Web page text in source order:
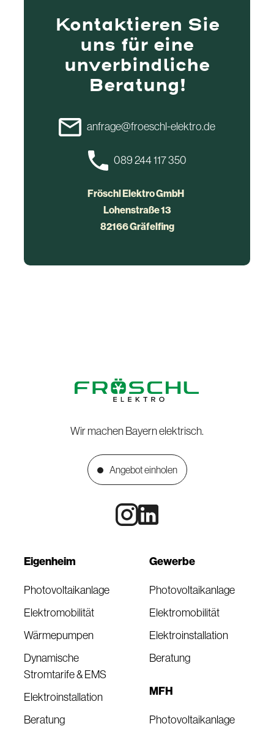
Kontaktieren Sie
uns für eine
unverbindliche
Beratung!
anfrage@froeschl-elektro.de
089 244 117 350
Fröschl Elektro GmbH
Lohenstraße 13
82166 Gräfelfing
Wir machen Bayern elektrisch.
Angebot einholen
Eigenheim
Photovoltaikanlage
Elektromobilität
Wärmepumpen
Dynamische
Stromtarife & EMS
Elektroinstallation
Beratung
Gewerbe
Photovoltaikanlage
Elektromobilität
Elektroinstallation
Beratung
MFH
Photovoltaikanlage